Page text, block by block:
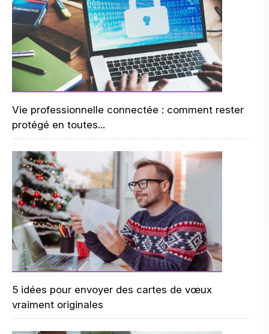
Vie professionnelle connectée : comment rester
protégé en toutes...
5 idées pour envoyer des cartes de vœux
vraiment originales